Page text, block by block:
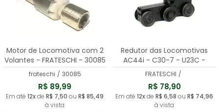
Motor de Locomotiva com 2
Volantes - FRATESCHI - 30085
frateschi / 30085
R$ 89,99
Em até 12xde R$ 7,50 ou R$ 85,49
à vista
Redutor das Locomotivas
AC44i - C30-7 - U23C -
FRATESCHI - 30011
FRATESCHI /
R$ 78,90
Em até 12xde R$ 6,58 ou R$ 74,96
à vista